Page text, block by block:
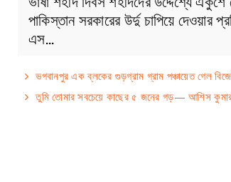
পাকিস্তান সরকারের উর্দু চাপিয়ে দেওয়ার
এস…
ভগবানপুর এক ব্লকের গুড়গ্রাম গ্রাম পঞ্চায়েত গেল
তুমি তোমার সবচেয়ে কাছের ৫ জনের গড়— আশিস